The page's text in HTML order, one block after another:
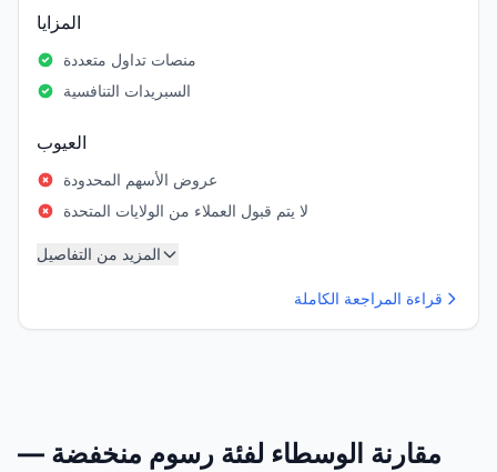
المزايا
منصات تداول متعددة
السبريدات التنافسية
العيوب
عروض الأسهم المحدودة
لا يتم قبول العملاء من الولايات المتحدة
المزيد من التفاصيل
قراءة المراجعة الكاملة
مقارنة الوسطاء لفئة رسوم منخفضة —